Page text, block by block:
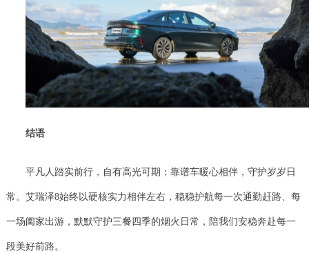
结语
平凡人踏实前行，自有高光可期；靠谱车暖心相伴，守护岁岁日
常。艾瑞泽8始终以硬核实力相伴左右，稳稳护航每一次通勤赶路、每
一场阖家出游，默默守护三餐四季的烟火日常，陪我们安稳奔赴每一
段美好前路。